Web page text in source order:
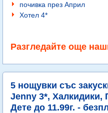
почивка през Април
Хотел 4*
Разгледайте още
5 нощувки със
Jenny 3*, Халкидики,
Дете до 11.99г. -